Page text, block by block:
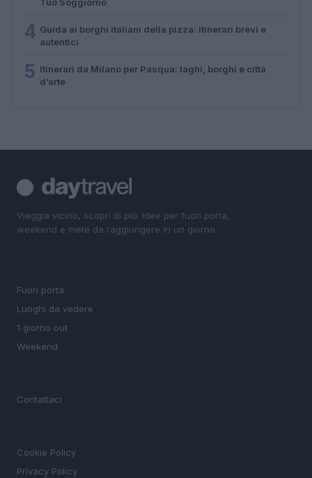
4 Guida ai borghi italiani della pizza: itinerari brevi e
autentici
5 Itinerari da Milano per Pasqua: laghi, borghi e città
d’arte
Viaggia vicino, scopri di più. Idee per fuori porta,
weekend e mete da raggiungere in un giorno.
Fuori porta
Luoghi da vedere
1 giorno out
Weekend
Contattaci
Cookie Policy
Privacy Policy